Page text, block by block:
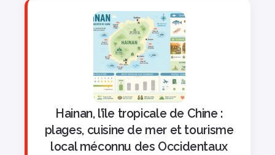
Hainan, l’île tropicale de Chine :
plages, cuisine de mer et tourisme
local méconnu des Occidentaux